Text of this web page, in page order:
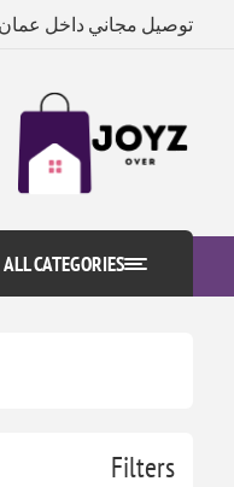
توصيل مجاني داخل
ALL CATEGORIES
Filters